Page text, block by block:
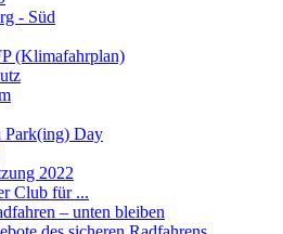
- Süd
(Klimafahrplan)
Park(ing) Day
2022
Club für ...
– unten bleiben